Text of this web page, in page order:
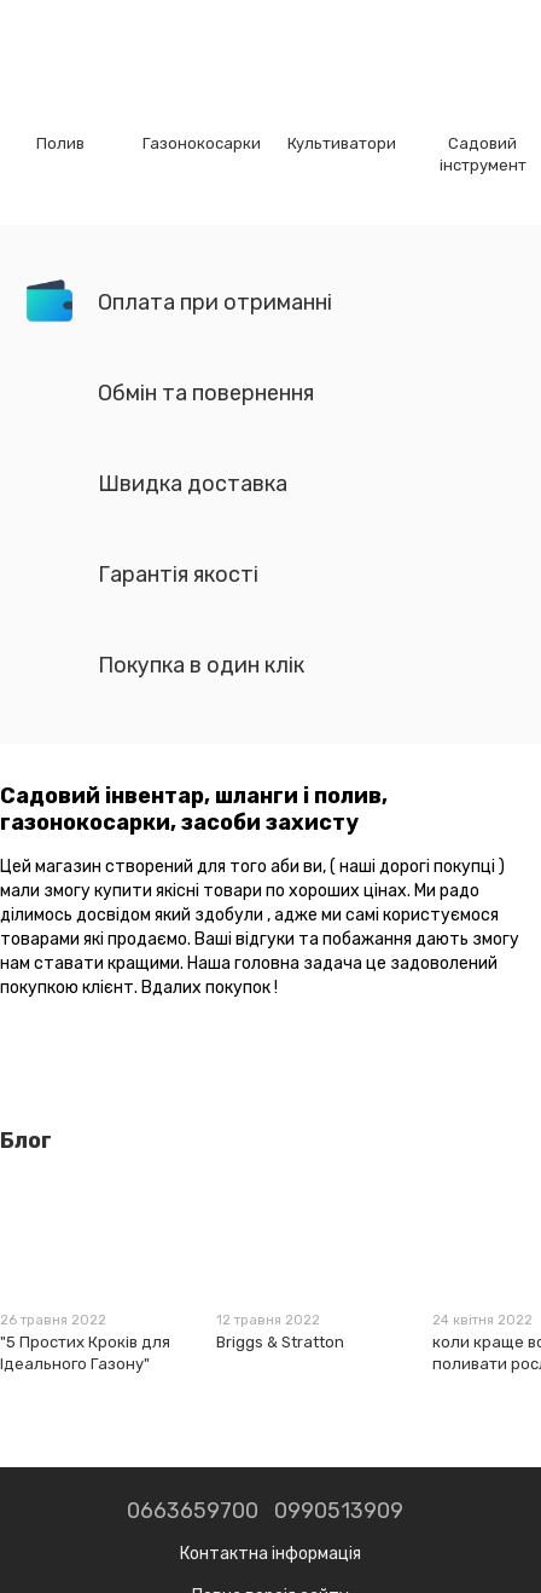
Полив Газонокосарки Культиватори
Садовий
інструмент
Оплата при отриманні
Обмін та повернення
Швидка доставка
Гарантія якості
Покупка в один клік
Садовий інвентар, шланги і полив,
газонокосарки, засоби захисту
Цей магазин створений для того аби ви, ( наші дорогі покупці )
мали змогу купити якісні товари по хороших цінах. Ми радо
ділимось досвідом який здобули , адже ми самі користуємося
товарами які продаємо. Ваші відгуки та побажання дають змогу
нам ставати кращими. Наша головна задача це задоволений
покупкою клієнт. Вдалих покупок !
Блог
26 травня 2022
"5 Простих Кроків для
Ідеального Газону"
12 травня 2022
Briggs & Stratton
24 квітня 2022
коли краще
поливати
0663659700 0990513909
Контактна інформація